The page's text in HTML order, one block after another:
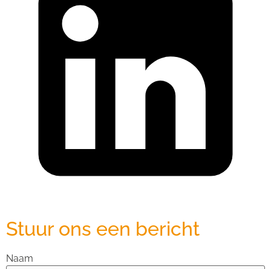
Stuur ons een bericht
Naam